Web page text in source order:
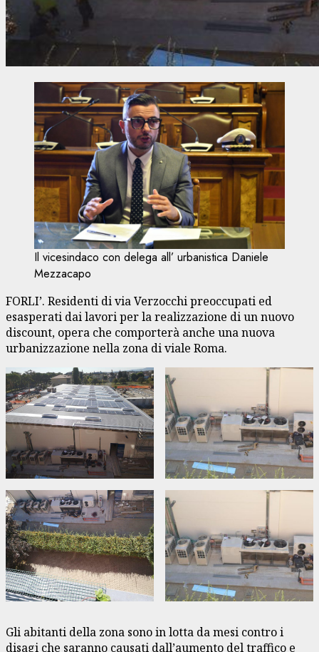
Il vicesindaco con delega all’ urbanistica Daniele
Mezzacapo
FORLI’. Residenti di via Verzocchi preoccupati ed
esasperati dai lavori per la realizzazione di un nuovo
discount, opera che comporterà anche una nuova
urbanizzazione nella zona di viale Roma.
Gli abitanti della zona sono in lotta da mesi contro i
disagi che saranno causati dall’aumento del traffico e